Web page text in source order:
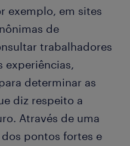
exemplo, em sites
de
trabalhadores
experiências,
determinar as
diz respeito a
Através de uma
pontos fortes e